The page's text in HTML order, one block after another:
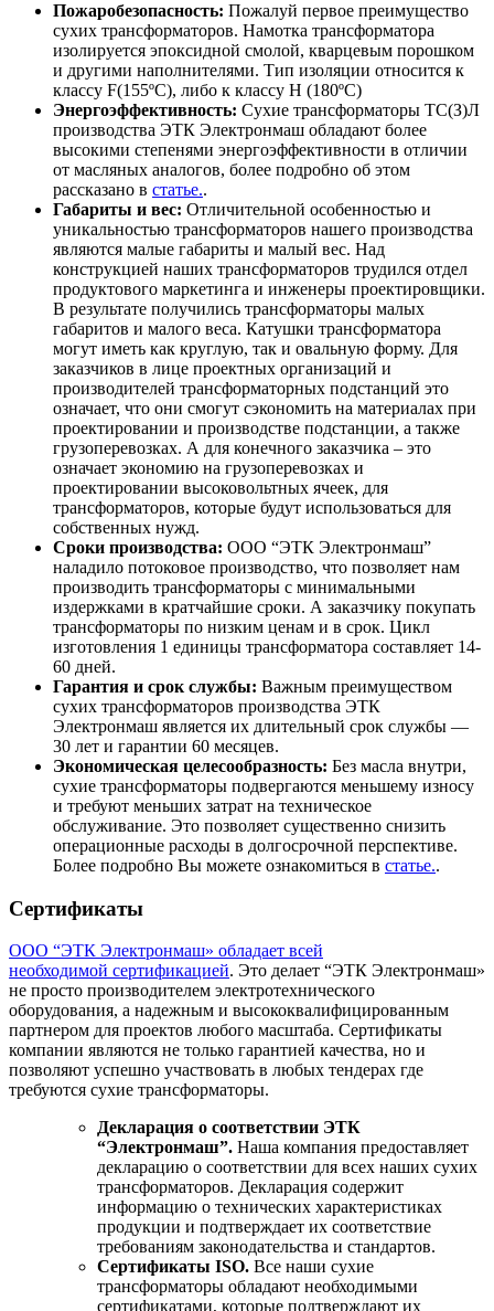
Пожаробезопасность: Пожалуй первое преимущество
сухих трансформаторов. Намотка трансформатора
изолируется эпоксидной смолой, кварцевым порошком
и другими наполнителями. Тип изоляции относится к
классу F(155ºC), либо к классу H (180ºC)
Энергоэффективность: Сухие трансформаторы ТС(З)Л
производства ЭТК Электронмаш обладают более
высокими степенями энергоэффективности в отличии
от масляных аналогов, более подробно об этом
рассказано в статье..
Габариты и вес: Отличительной особенностью и
уникальностью трансформаторов нашего производства
являются малые габариты и малый вес. Над
конструкцией наших трансформаторов трудился отдел
продуктового маркетинга и инженеры проектировщики.
В результате получились трансформаторы малых
габаритов и малого веса. Катушки трансформатора
могут иметь как круглую, так и овальную форму. Для
заказчиков в лице проектных организаций и
производителей трансформаторных подстанций это
означает, что они смогут сэкономить на материалах при
проектировании и производстве подстанции, а также
грузоперевозках. А для конечного заказчика – это
означает экономию на грузоперевозках и
проектировании высоковольтных ячеек, для
трансформаторов, которые будут использоваться для
собственных нужд.
Сроки производства: ООО “ЭТК Электронмаш”
наладило потоковое производство, что позволяет нам
производить трансформаторы с минимальными
издержками в кратчайшие сроки. А заказчику покупать
трансформаторы по низким ценам и в срок. Цикл
изготовления 1 единицы трансформатора составляет 14-
60 дней.
Гарантия и срок службы: Важным преимуществом
сухих трансформаторов производства ЭТК
Электронмаш является их длительный срок службы —
30 лет и гарантии 60 месяцев.
Экономическая целесообразность: Без масла внутри,
сухие трансформаторы подвергаются меньшему износу
и требуют меньших затрат на техническое
обслуживание. Это позволяет существенно снизить
операционные расходы в долгосрочной перспективе.
Более подробно Вы можете ознакомиться в статье..
Сертификаты
ООО “ЭТК Электронмаш» обладает всей
необходимой сертификацией. Это делает “ЭТК Электронмаш»
не просто производителем электротехнического
оборудования, а надежным и высококвалифицированным
партнером для проектов любого масштаба. Сертификаты
компании являются не только гарантией качества, но и
позволяют успешно участвовать в любых тендерах где
требуются сухие трансформаторы.
Декларация о соответствии ЭТК
“Электронмаш”. Наша компания предоставляет
декларацию о соответствии для всех наших сухих
трансформаторов. Декларация содержит
информацию о технических характеристиках
продукции и подтверждает их соответствие
требованиям законодательства и стандартов.
Сертификаты ISO. Все наши сухие
трансформаторы обладают необходимыми
сертификатами, которые подтверждают их